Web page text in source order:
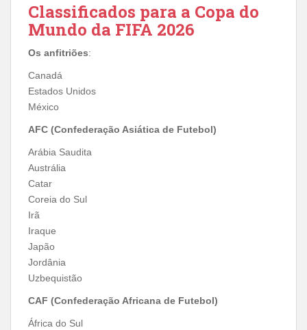
Classificados para a Copa do
Mundo da FIFA 2026
Os anfitriões:
Canadá
Estados Unidos
México
AFC (Confederação Asiática de Futebol)
Arábia Saudita
Austrália
Catar
Coreia do Sul
Irã
Iraque
Japão
Jordânia
Uzbequistão
CAF (Confederação Africana de Futebol)
África do Sul